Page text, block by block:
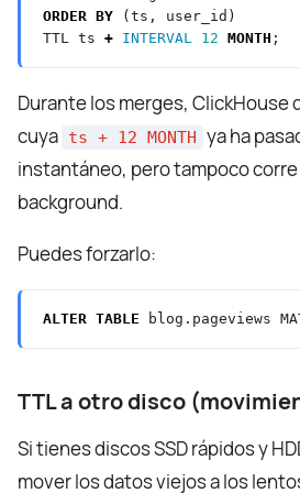
ORDER BY (ts,
user_id)
TTL
ts + INTERVAL 12 MONTH ;
Durante los merges, ClickHouse
cuya ts + 12 MONTH ya ha
instantáneo, pero tampoco corre
background.
Puedes forzarlo:
ALTER TABLE blog.pageviews
TTL a otro disco
Si tienes discos SSD rápidos y
mover los datos viejos a los